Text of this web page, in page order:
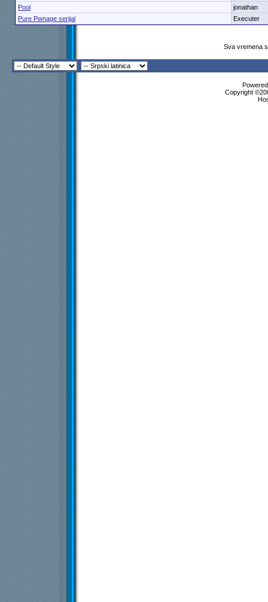
Pool
jonathan
Pure Pwnage serijal
Executer
Sva vremena
Copyright